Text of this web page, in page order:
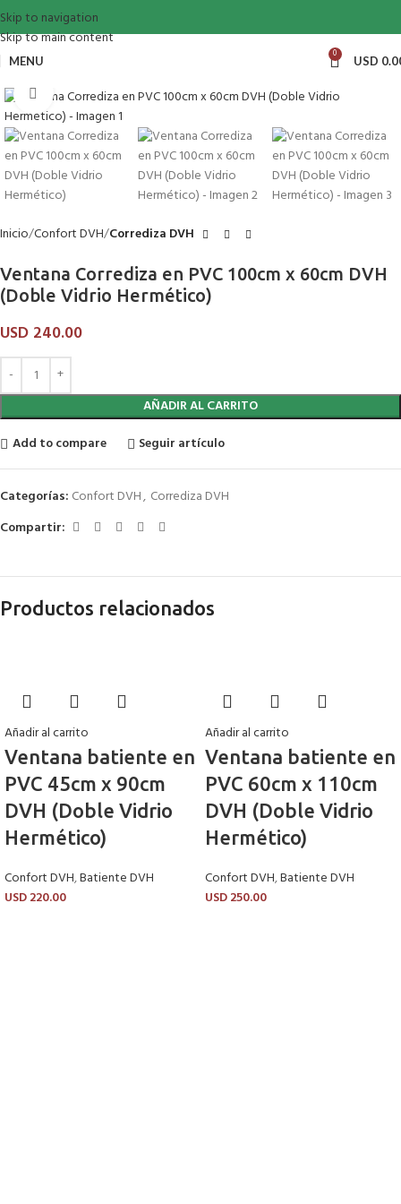
Skip to navigation
Skip to main content
MENU 0 USD
Click to enlarge
Inicio Confort DVH Corrediza DVH
Ventana Corrediza en PVC 100cm x 60cm DVH
(Doble Vidrio Hermético)
USD 240.00
AÑADIR AL CARRITO
Add to compare
Seguir artículo
Categorías: Confort DVH, Corrediza DVH
Compartir:
Productos relacionados
Añadir al carrito
Ventana batiente en
PVC 45cm x 90cm
DVH (Doble Vidrio
Hermético)
Confort DVH,Batiente DVH
USD220.00
Añadir al carrito
Ventana batiente en
PVC 60cm x 110cm
DVH (Doble Vidrio
Hermético)
Confort DVH,Batiente DVH
USD250.00